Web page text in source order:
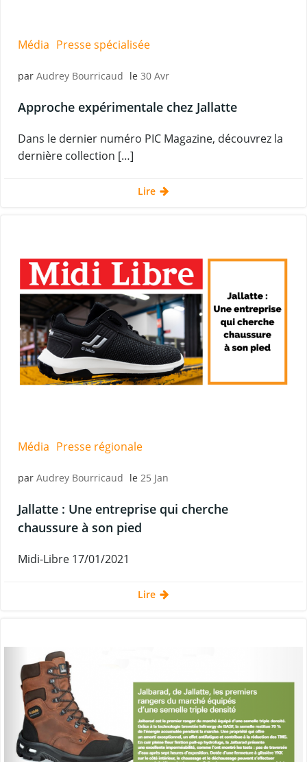
Média Presse spécialisée
par Audrey Bourricaud le 30 Avr
Approche expérimentale chez Jallatte
Dans le dernier numéro PIC Magazine, découvrez la
dernière collection […]
Lire
Média Presse régionale
par Audrey Bourricaud le 25 Jan
Jallatte : Une entreprise qui cherche
chaussure à son pied
Midi-Libre 17/01/2021
Lire